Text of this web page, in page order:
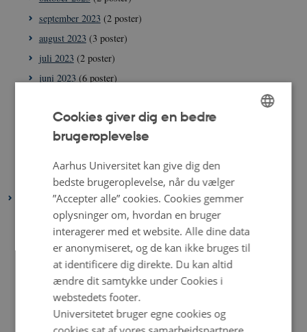
september 2023 (2 poster)
august 2023 (3 poster)
juli 2023 (2 poster)
juni 2023 (6 poster)
april 2023 (2 poster)
marts 2023(4 poster)
januar 2023 (4 poster)
december 2022(1 post)
november 2022(2 poster)
oktober 2022(4 poster)
september 2022 (4 poster)
august 2022(4 poster)
juli 2022(5 poster)
Cookies giver dig en bedre
brugeroplevelse
Aarhus Universitet kan give dig den
bedste brugeroplevelse, når du vælger
”Accepter alle” cookies. Cookies gemmer
oplysninger om, hvordan en bruger
interagerer med et website. Alle dine data
er anonymiseret, og de kan ikke bruges til
at identificere dig direkte. Du kan altid
ændre dit samtykke under Cookies i
webstedets footer.
Universitetet bruger egne cookies og